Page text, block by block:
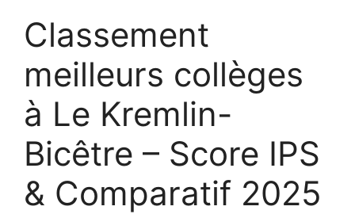
Classement
meilleurs collèges
à Le Kremlin-
Bicêtre – Score IPS
& Comparatif 2025